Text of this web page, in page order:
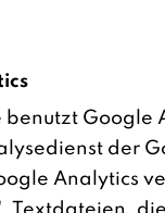
benutzt Google
der
Analytics